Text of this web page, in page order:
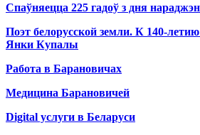
Спаўняецца 225 гадоў з дня
Поэт белорусской земли. К 140-
Янки Купалы
Работа в Барановичах
Медицина Барановичей
Digital услуги в Беларуси